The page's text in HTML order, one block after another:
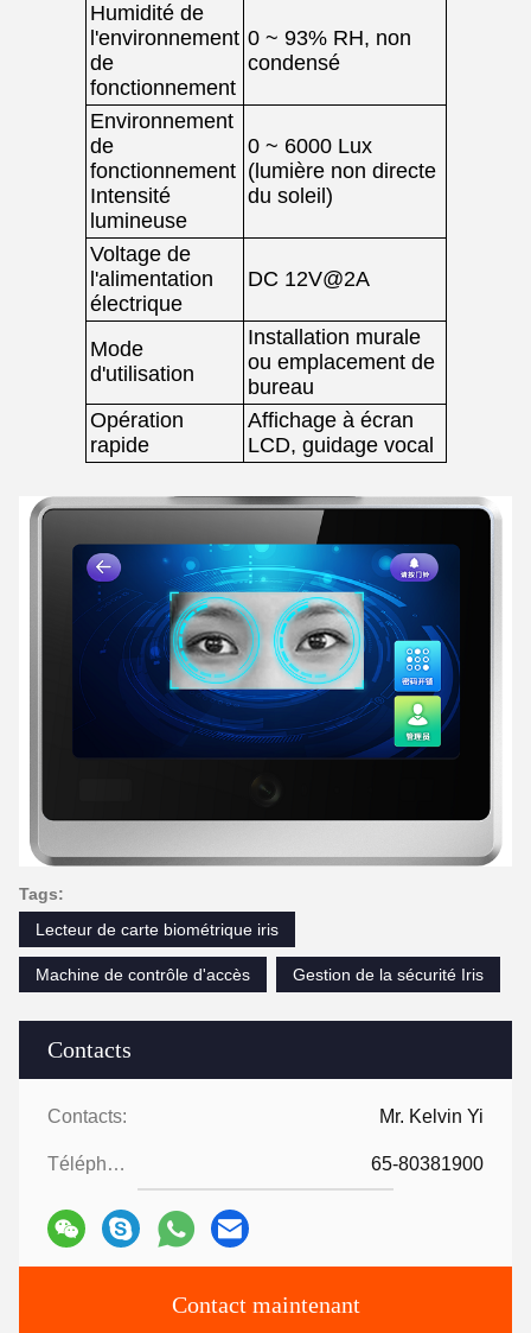
Contacts
Contacts: Mr. Kelvin Yi
Téléphone: 65-80381900
Contact maintenant
Humidité de
l'environnement
de
fonctionnement
0 ~ 93% RH, non
condensé
Environnement
de
fonctionnement
Intensité
lumineuse
0 ~ 6000 Lux
(lumière non directe
du soleil)
Voltage de
l'alimentation
électrique
DC 12V@2A
Mode
d'utilisation
Installation murale
ou emplacement de
bureau
Opération
rapide
Affichage à écran
LCD, guidage vocal
Tags:
Lecteur de carte biométrique iris
Machine de contrôle d'accès Gestion de la sécurité Iris